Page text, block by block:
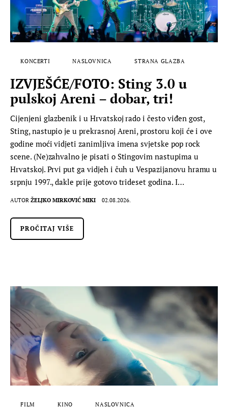
KONCERTI NASLOVNICA STRANA GLAZBA
IZVJEŠĆE/FOTO: Sting 3.0 u
pulskoj Areni – dobar, tri!
Cijenjeni glazbenik i u Hrvatskoj rado i često viđen gost,
Sting, nastupio je u prekrasnoj Areni, prostoru koji će i ove
godine moći vidjeti zanimljiva imena svjetske pop rock
scene. (Ne)zahvalno je pisati o Stingovim nastupima u
Hrvatskoj. Prvi put ga vidjeh i čuh u Vespazijanovu hramu u
srpnju 1997., dakle prije gotovo trideset godina. I…
AUTOR ŽELJKO MIRKOVIĆ MIKI 02.08.2026.
PROČITAJ VIŠE
FILM KINO NASLOVNICA